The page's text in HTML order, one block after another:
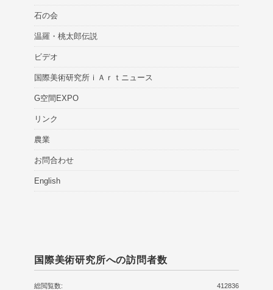
石の会
温羅・桃太郎伝説
ビデオ
国際美術研究所ｉＡｒｔニュース
G空間EXPO
リンク
農業
お問合わせ
English
国際美術研究所への訪問者数
412836
総閲覧数: